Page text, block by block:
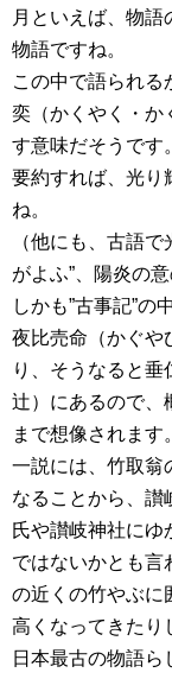
月といえば、物
物語ですね。
この中で語られる
奕（かくやく・か
す意味だそうです。
要約すれば、光り
ね。
（他にも、古語
がよふ”、陽炎の
しかも”古事記”
夜比売命（かぐや
り、そうなると垂
辻）にあるので、
まで想像されます。
一説には、竹取翁
なることから、讃
氏や讃岐神社にゆ
ではないかとも言
の近くの竹やぶに
高くなってきたり
日本最古の物語